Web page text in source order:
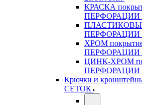
КРАСКА
ПЕРФОРАЦИИ
ПЕРФОРАЦИИ
ХРОМ
ПЕРФОРАЦИИ
ЦИНК-ХРОМ
ПЕРФОРАЦИИ
Крючки и
СЕТОК